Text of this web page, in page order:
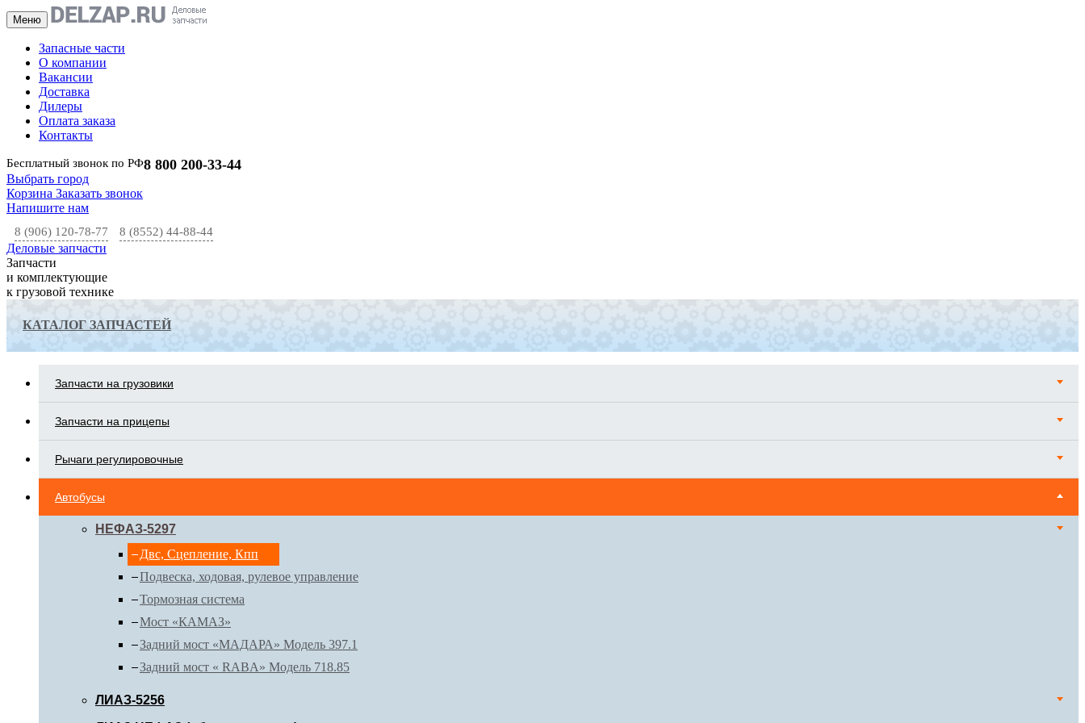
Меню
Запасные части
О компании
Вакансии
Доставка
Дилеры
Оплата заказа
Контакты
Бесплатный звонок по РФ8 800 200-33-44
Выбрать город
Корзина Заказать звонок
Напишите нам
8 (906) 120-78-77 8 (8552) 44-88-44
Деловые запчасти
Запчасти
и комплектующие
к грузовой технике
КАТАЛОГ ЗАПЧАСТЕЙ
Запчасти на грузовики
Запчасти на прицепы
Рычаги регулировочные
Автобусы
НЕФАЗ-5297
Двс, Сцепление, Кпп
Подвеска, ходовая, рулевое управление
Тормозная система
Мост «КАМАЗ»
Задний мост «МАДАРА» Модель 397.1
Задний мост « RABA» Модель 718.85
ЛИАЗ-5256